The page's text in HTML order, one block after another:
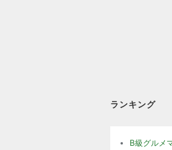
ランキング
B級グルメ